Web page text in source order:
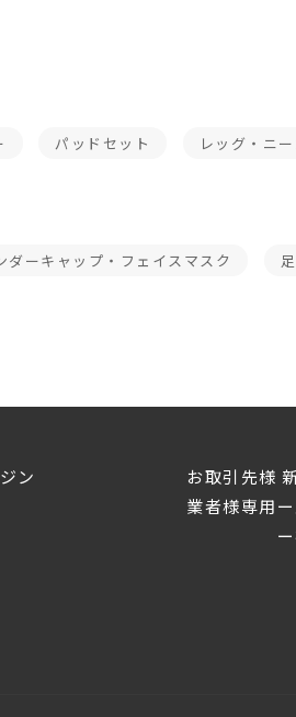
パッドセット レッグ・ニ
ダーキャップ・フェイスマスク
ン
お取引先様
業者様専用
ー在